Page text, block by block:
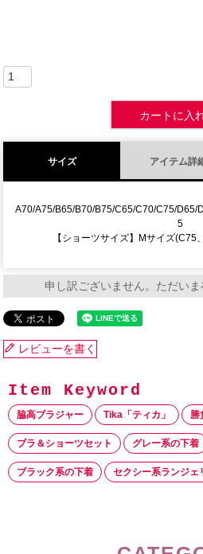
カートに入
サイズ アイテム詳
A70/A75/B65/B70/B75/C65/C70/C75/D65/
5
【ショーツサイズ】Mサイズ
申し訳ございません。ただいま
レビューを書く
脇高ブラジャー Tika「ティカ」 勝
ブラ＆ショーツセット グレー系の下着
ブラック系の下着 セクシー系ランジェ